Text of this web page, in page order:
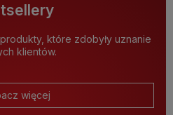
które zdobyły uznanie
klientów.
więcej